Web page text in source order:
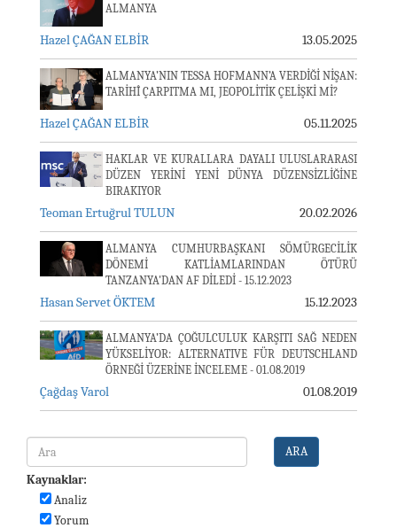
ALMANYA
Hazel ÇAĞAN ELBİR 13.05.2025
ALMANYA’NIN TESSA HOFMANN’A VERDİĞİ NİŞAN:
TARİHÎ ÇARPITMA MI, JEOPOLİTİK ÇELİŞKİ Mİ?
Hazel ÇAĞAN ELBİR 05.11.2025
HAKLAR VE KURALLARA DAYALI ULUSLARARASI
DÜZEN YERİNİ YENİ DÜNYA DÜZENSİZLİĞİNE
BIRAKIYOR
Teoman Ertuğrul TULUN 20.02.2026
ALMANYA CUMHURBAŞKANI SÖMÜRGECİLİK
DÖNEMİ KATLİAMLARINDAN ÖTÜRÜ
TANZANYA'DAN AF DİLEDİ - 15.12.2023
Hasan Servet ÖKTEM 15.12.2023
ALMANYA’DA ÇOĞULCULUK KARŞITI SAĞ NEDEN
YÜKSELİYOR: ALTERNATIVE FÜR DEUTSCHLAND
ÖRNEĞİ ÜZERİNE İNCELEME - 01.08.2019
Çağdaş Varol 01.08.2019
ARA
Kaynaklar:
Analiz
Yorum